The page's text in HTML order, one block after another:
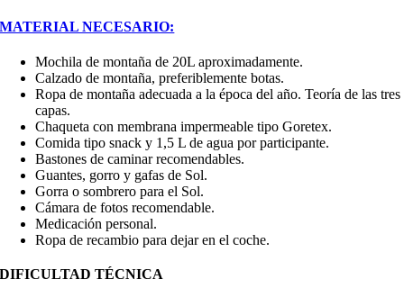
MATERIAL NECESARIO:
Mochila de montaña de 20L aproximadamente.
Calzado de montaña, preferiblemente botas.
Ropa de montaña adecuada a la época del año. Teoría de las tres
capas.
Chaqueta con membrana impermeable tipo Goretex.
Comida tipo snack y 1,5 L de agua por participante.
Bastones de caminar recomendables.
Guantes, gorro y gafas de Sol.
Gorra o sombrero para el Sol.
Cámara de fotos recomendable.
Medicación personal.
Ropa de recambio para dejar en el coche.
DIFICULTAD TÉCNICA